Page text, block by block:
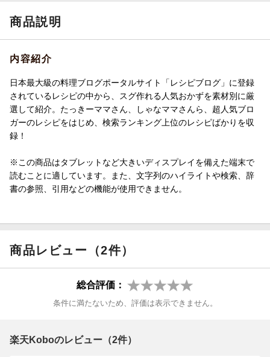
商品説明
内容紹介
日本最大級の料理ブログポータルサイト「レシピブログ」に登録
されているレシピの中から、スグ作れる人気おかずを素材別に厳
選して紹介。たっきーママさん、しゃなママさんら、超人気ブロ
ガーのレシピをはじめ、検索ランキング上位のレシピばかりを収
録！
※この商品はタブレットなど大きいディスプレイを備えた端末で
読むことに適しています。また、文字列のハイライトや検索、辞
書の参照、引用などの機能が使用できません。
商品レビュー（2件）
総合評価：
条件に満たないため、評価は表示できません。
楽天Koboのレビュー（2件）